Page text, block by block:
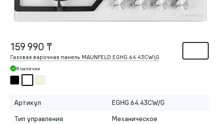
159 990 ₸
Газовая варочная панель MAUNFELD EGHG.64.43CW\G
В наличии
Артикул
EGHG.64.43CW/G
Тип управления
Механическое